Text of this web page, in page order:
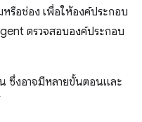
รือช่อง เพื่อให้องค์ประกอบ
ตรวจสอบองค์ประกอบ
น ซึ่งอาจมีหลายขั้นตอนและ